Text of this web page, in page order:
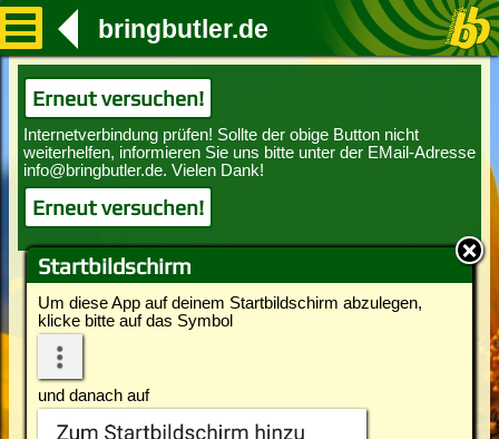
Startbildschirm
Um diese App auf deinem Startbildschirm abzulegen,
klicke bitte auf das Symbol
und danach auf
bringbutler.de
Erneut versuchen!
Erneut versuchen!